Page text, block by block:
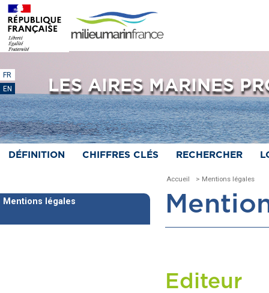
LES AIRES MARINES
FR
EN
DÉFINITION CHIFFRES CLÉS RECHERCHER
Accueil > Mentions légales
Mentions légales
Editeur